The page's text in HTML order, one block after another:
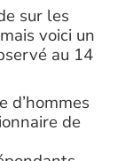
sur les
voici un
au 14
d’hommes
de